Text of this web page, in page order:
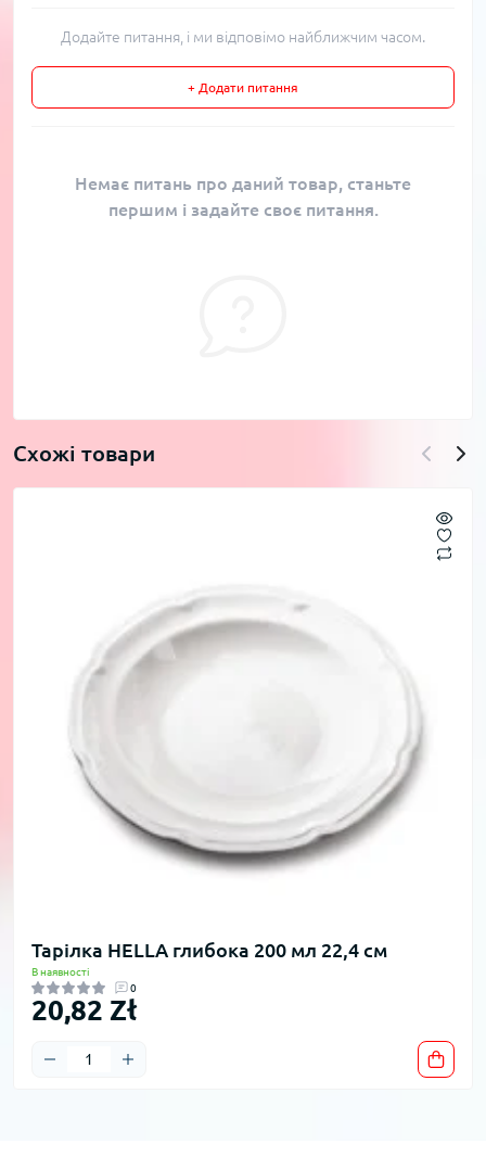
Додайте питання, і ми відповімо найближчим часом.
+ Додати питання
Немає питань про даний товар, станьте
першим і задайте своє питання.
Схожі товари
Тарілка HELLA глибока 200 мл 22,4 см
В наявності
0
20,82 Zł